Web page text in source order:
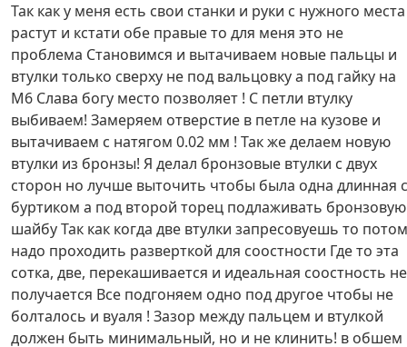
Так как у меня есть свои станки и руки с нужного места
растут и кстати обе правые то для меня это не
проблема Становимся и вытачиваем новые пальцы и
втулки только сверху не под вальцовку а под гайку на
М6 Слава богу место позволяет ! С петли втулку
выбиваем! Замеряем отверстие в петле на кузове и
вытачиваем с натягом 0.02 мм ! Так же делаем новую
втулки из бронзы! Я делал бронзовые втулки с двух
сторон но лучше выточить чтобы была одна длинная с
буртиком а под второй торец подлаживать бронзовую
шайбу Так как когда две втулки запресовуешь то потом
надо проходить разверткой для соостности Где то эта
сотка, две, перекашивается и идеальная соостность не
получается Все подгоняем одно под другое чтобы не
болталось и вуаля ! Зазор между пальцем и втулкой
должен быть минимальный, но и не клинить! в обшем